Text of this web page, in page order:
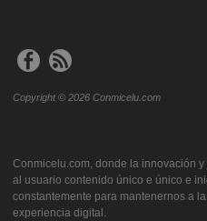
Copyright © 2026 Conmicelu.com
Conmicelu.com, donde la innovación
al usuario contenido único e único e
constantemente para mantenernos a
experiencia digital.